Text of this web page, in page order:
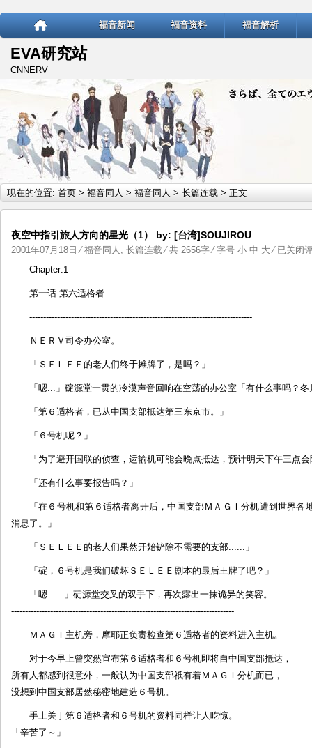
福音新闻 福音资料 福音解析
EVA研究站
CNNERV
现在的位置: 首页 > 福音同人 > 福音同人 > 长篇连载 > 正文
夜空中指引旅人方向的星光（1） by: [台湾]SOUJIROU
2001年07月18日 ⁄福音同人 , 长篇连载⁄ 共 2656字 ⁄ 字号 小 中 大 ⁄ 夜
的
[台
已关闭
Chapter:1
第一话 第六适格者
--------------------------------------------------------------------------------
ＮＥＲＶ司令办公室。
「ＳＥＬＥＥ的老人们终于摊牌了，是吗？」
「嗯...」碇源堂一贯的冷漠声音回响在空荡的办公室「有什么事吗？冬
「第６适格者，已从中国支部抵达第三东京市。」
「６号机呢？」
「为了避开国联的侦查，运输机可能会晚点抵达，预计明天下午三点
「还有什么事要报告吗？」
「在６号机和第６适格者离开后，中国支部ＭＡＧＩ分机遭到世界
消息了。」
「ＳＥＬＥＥ的老人们果然开始铲除不需要的支部......」
「碇，６号机是我们破坏ＳＥＬＥＥ剧本的最后王牌了吧？」
「嗯......」碇源堂交叉的双手下，再次露出一抹诡异的笑容。
--------------------------------------------------------------------------------
ＭＡＧＩ主机旁，摩耶正负责检查第６适格者的资料进入主机。
对于今早上曾突然宣布第６适格者和６号机即将自中国支部抵达，
所有人都感到很意外，一般认为中国支部祇有着ＭＡＧＩ分机而已，
没想到中国支部居然秘密地建造６号机。
手上关于第６适格者和６号机的资料同样让人吃惊。
「辛苦了～」